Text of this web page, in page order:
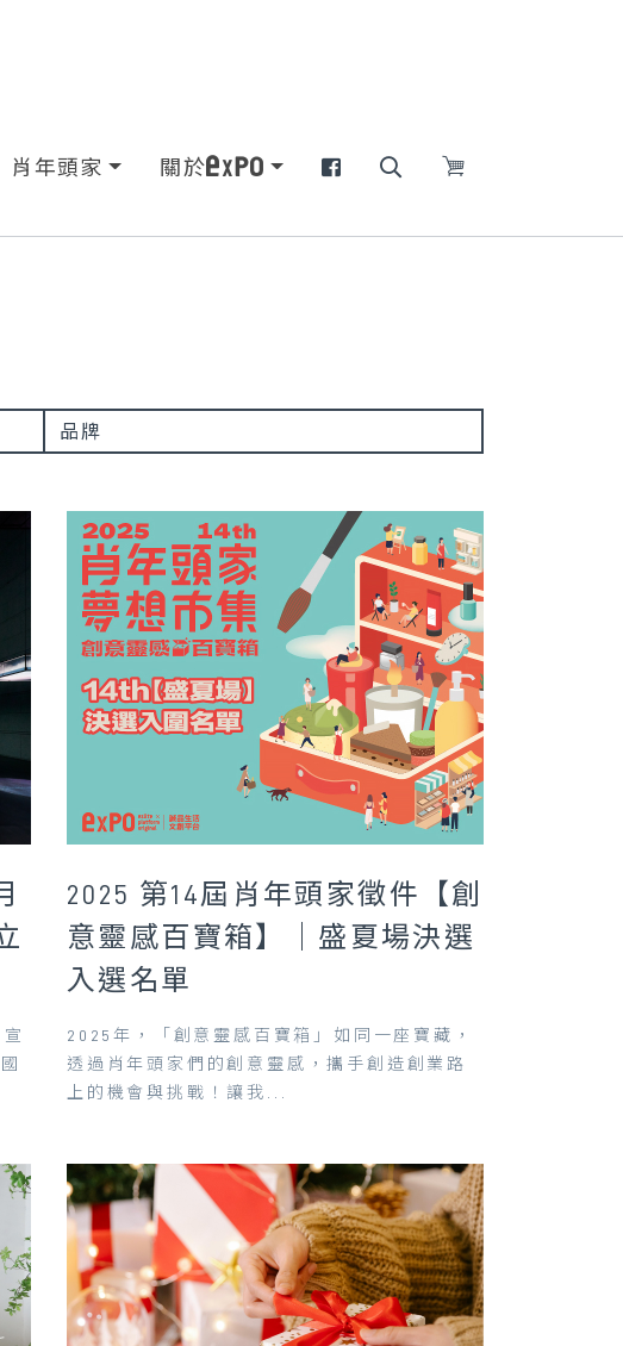
肖年頭家 關於
品牌
2025 第14屆肖年頭家徵件【創
意靈感百寶箱】｜盛夏場決選
入選名單
2025年，「創意靈感百寶箱」如同一座寶藏，
透過肖年頭家們的創意靈感，攜手創造創業路
上的機會與挑戰！讓我...